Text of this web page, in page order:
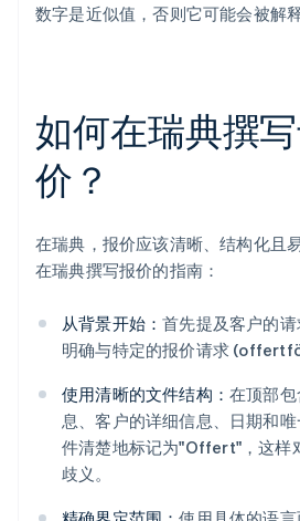
数字是近似值，否则它可能会被解
如何在瑞典撰
价？
在瑞典，报价应该清晰、结构化且
在瑞典撰写报价的指南：
从背景开始：首先提及客户的
明确与特定的报价请求
使用清晰的文件结构： 在顶部
息、客户的详细信息、日期和
件清楚地标记为"Offert"，这样
歧义。